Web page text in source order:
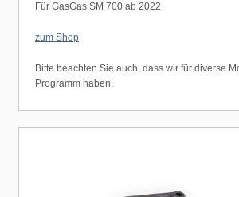
Für GasGas SM 700 ab 2022
zum Shop
Bitte beachten Sie auch, dass wir für diverse
Programm haben.